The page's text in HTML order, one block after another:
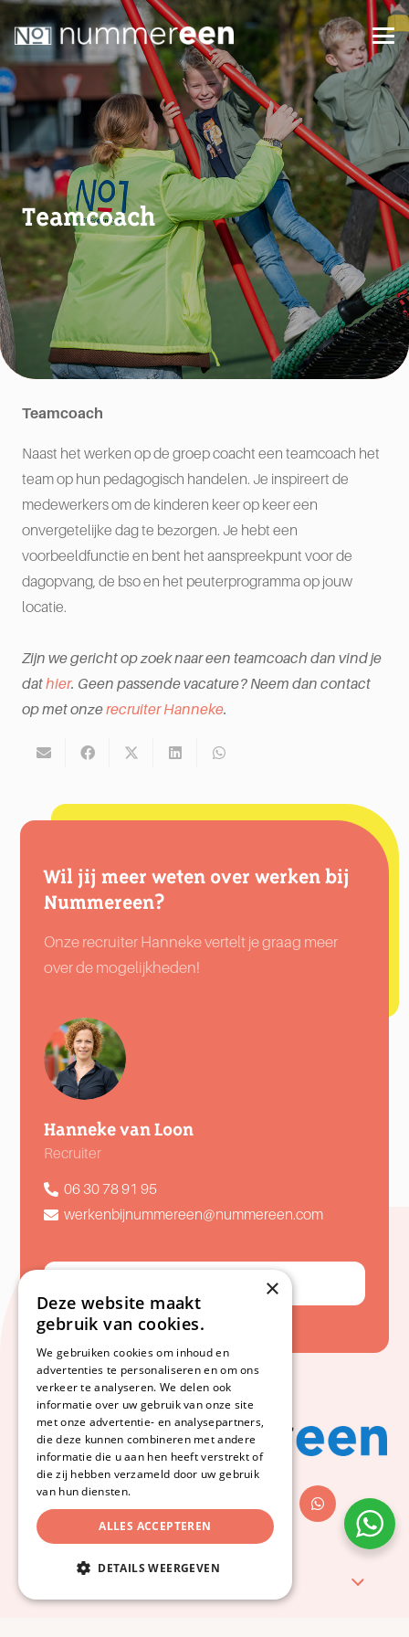
Teamcoach
Teamcoach
Naast het werken op de groep coacht een teamcoach het
team op hun pedagogisch handelen. Je inspireert de
medewerkers om de kinderen keer op keer een
onvergetelijke dag te bezorgen. Je hebt een
voorbeeldfunctie en bent het aanspreekpunt voor de
dagopvang, de bso en het peuterprogramma op jouw
locatie.
Zijn we gericht op zoek naar een teamcoach dan vind je
dathier. Geen passende vacature? Neem dan contact
op met onzerecruiter Hanneke.
Wil jij meer weten over werken bij
Nummereen?
Onze recruiter Hanneke vertelt je graag meer
over de mogelijkheden!
Hanneke van Loon
Recruiter
06 30 78 91 95
werkenbijnummereen@nummereen.com
Neem contact op
Snel naar
×
Deze website maakt
gebruik van cookies.
We gebruiken cookies om inhoud en
advertenties te personaliseren en om ons
verkeer te analyseren. We delen ook
informatie over uw gebruik van onze site
met onze advertentie- en analysepartners,
die deze kunnen combineren met andere
informatie die u aan hen heeft verstrekt of
die zij hebben verzameld door uw gebruik
van hun diensten.
ALLES ACCEPTEREN
DETAILS WEERGEVEN